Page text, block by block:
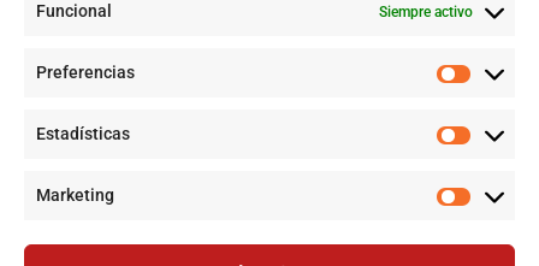
Funcional Siempre activo
Preferencias
Estadísticas
Marketing
Sociedad
Historias de la Calle 17: Un recorrido por las memorias de Dos